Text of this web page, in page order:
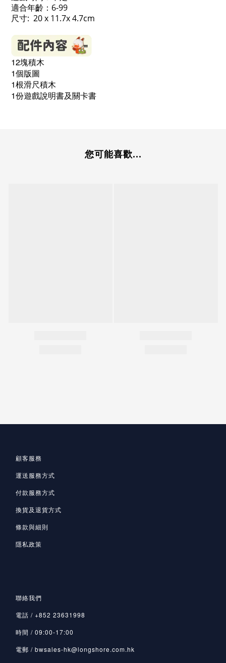
適合年齡：6-99
尺寸: 20 x 11.7x 4.7cm
12塊積木
1個版圖
1根滑尺積木
1份遊戲說明書及關卡書
您可能喜歡...
顧客服務
運送服務方式
付款服務方式
換貨及退貨方式
條款與細則
隱私政策
聯絡我們
電話 / +852 23631998
時間 / 09:00-17:00
電郵 / bwsales-hk@longshore.com.hk